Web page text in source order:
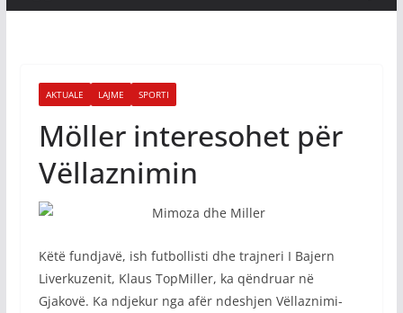
AKTUALE LAJME SPORTI
Möller interesohet për
Vëllaznimin
Këtë fundjavë, ish futbollisti dhe trajneri I Bajern
Liverkuzenit, Klaus TopMiller, ka qëndruar në
Gjakovë. Ka ndjekur nga afër ndeshjen Vëllaznimi-